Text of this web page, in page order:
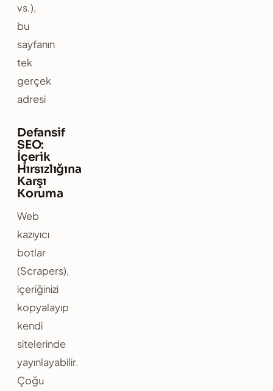
vs.),
bu
sayfanın
tek
gerçek
adresi
Defansif
SEO:
İçerik
Hırsızlığına
Karşı
Koruma
Web
kazıyıcı
botlar
(Scrapers),
içeriğinizi
kopyalayıp
kendi
sitelerinde
yayınlayabilir.
Çoğu